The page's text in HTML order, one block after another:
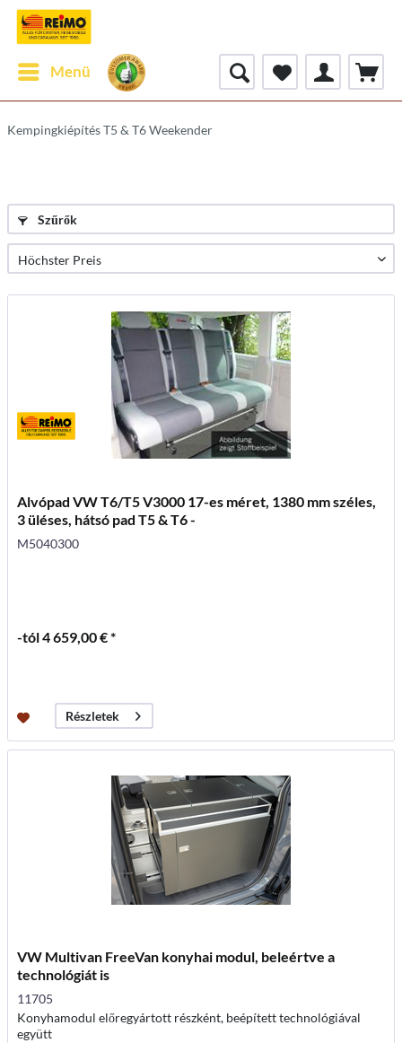
Menü
Kempingkiépítés T5 & T6 Weekender
Szűrők
Alvópad VW T6/T5 V3000 17-es méret, 1380 mm széles,
3 üléses, hátsó pad T5 & T6 -
M5040300
-tól 4 659,00 € *
Részletek
VW Multivan FreeVan konyhai modul, beleértve a
technológiát is
11705
Konyhamodul előregyártott részként, beépített technológiával
együtt